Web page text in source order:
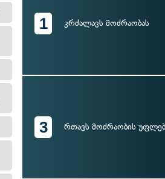
1 კრძალავს მოძრაობას
3 რთავს მოძრაობის